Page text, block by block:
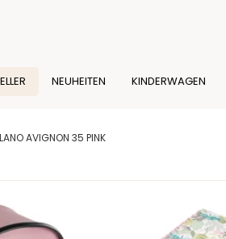
NEUHEITEN KINDERWAGEN
AVIGNON 35 PINK